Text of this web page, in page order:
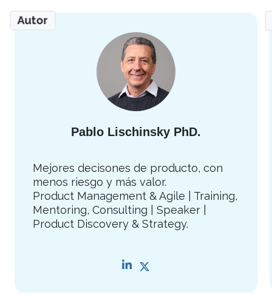
Autor
Pablo Lischinsky PhD.
Mejores decisones de producto, con
menos riesgo y más valor.
Product Management & Agile | Training,
Mentoring, Consulting | Speaker |
Product Discovery & Strategy.